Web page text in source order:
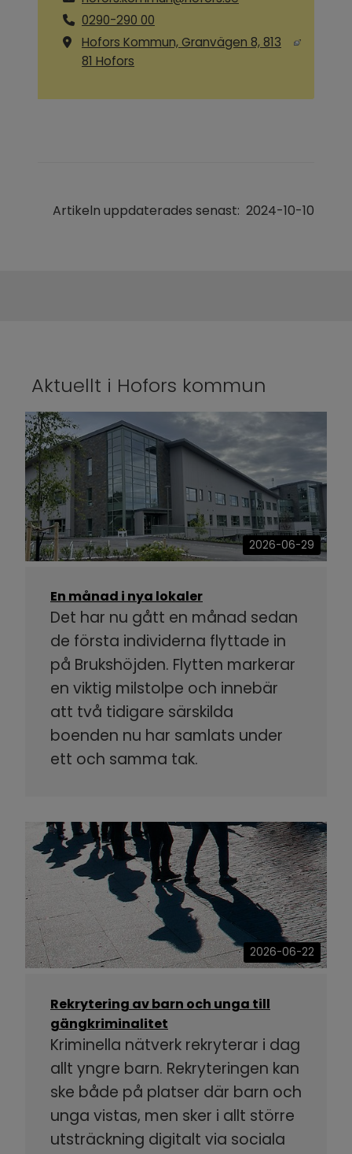
0290-290 00
Hofors Kommun, Granvägen 8, 813
81 Hofors
Artikeln uppdaterades senast: 2024-10-10
Aktuellt i Hofors kommun
2026-06-29
En månad i nya lokaler
Det har nu gått en månad sedan
de första individerna flyttade in
på Brukshöjden. Flytten markerar
en viktig milstolpe och innebär
att två tidigare särskilda
boenden nu har samlats under
ett och samma tak.
2026-06-22
Rekrytering av barn och unga till
gängkriminalitet
Kriminella nätverk rekryterar i dag
allt yngre barn. Rekryteringen kan
ske både på platser där barn och
unga vistas, men sker i allt större
utsträckning digitalt via sociala